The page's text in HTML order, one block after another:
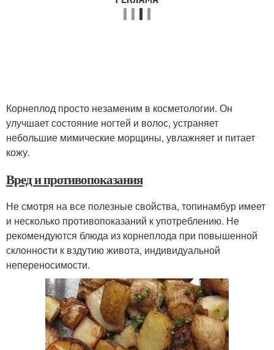
Корнеплод просто незаменим в косметологии. Он
улучшает состояние ногтей и волос, устраняет
небольшие мимические морщины, увлажняет и питает
кожу.
Вред и противопоказания
Не смотря на все полезные свойства, топинамбур имеет
и несколько противопоказаний к употреблению. Не
рекомендуются блюда из корнеплода при повышенной
склонности к вздутию живота, индивидуальной
непереносимости.